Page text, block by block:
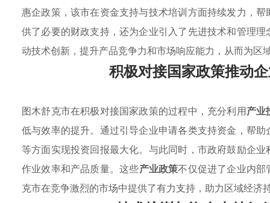
惠企政策，该市在资金支持与技术培训方面持续发力，
供了必要的财政支持，还为企业引入了先进技术和管理
动技术创新，提升产品竞争力和市场响应能力，从而为区
积极对接国家政策推动
图木舒克市在积极对接国家政策的过程中，充分利用产业
低与效率的提升。通过引导企业申请各类支持资金，帮
等方面实现投资回报最大化。与此同时，市政府鼓励企
作业效率和产品质量。这些产业政策不仅促进了企业内
克市在竞争激烈的市场中提供了有力支持，助力区域经济